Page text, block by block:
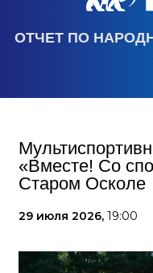
ОТЧЕТ ПО
«Вместе! Со
Старом Осколе
29 июля 2026, 19:00